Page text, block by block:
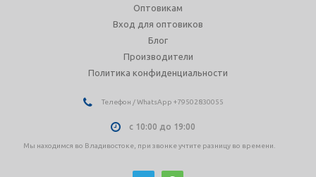
Оптовикам
Вход для оптовиков
Блог
Производители
Политика конфиденциальности
Телефон / WhatsApp +79502830055
с 10:00 до 19:00
Мы находимся во Владивостоке, при звонке учтите разницу во времени.